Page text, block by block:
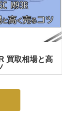
買取相場と高